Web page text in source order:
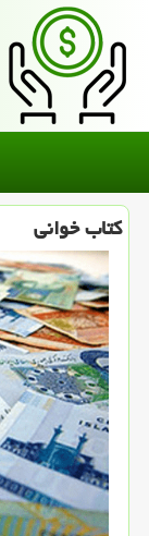
كتاب خوانی